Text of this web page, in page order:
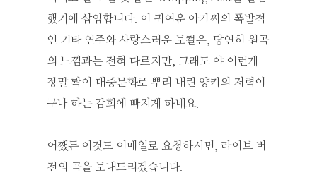
했기에 삽입합니다. 이 귀여운 아가씨의 폭발적
인 기타 연주와 사랑스러운 보컬은, 당연히 원곡
의 느낌과는 전혀 다르지만, 그래도 야 이런게
정말 롹이 대중문화로 뿌리 내린 양키의 저력이
구나 하는 감회에 빠지게 하네요.
어쨌든 이것도 이메일로 요청하시면, 라이브 버
전의 곡을 보내드리겠습니다.